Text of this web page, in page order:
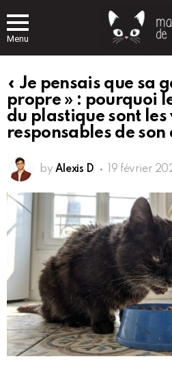
Menu
« Je pensais que sa
propre » : pourquoi
du plastique sont les
responsables de son
by Alexis D 19 février